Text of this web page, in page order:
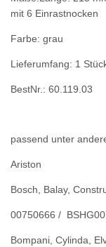
mit 6 Einrastnocken
Farbe: grau
Lieferumfang: 1
BestNr.: 60.119.03
passend unter
Ariston
Bosch, Balay,
00750666 /
Bompani, Cylinda,